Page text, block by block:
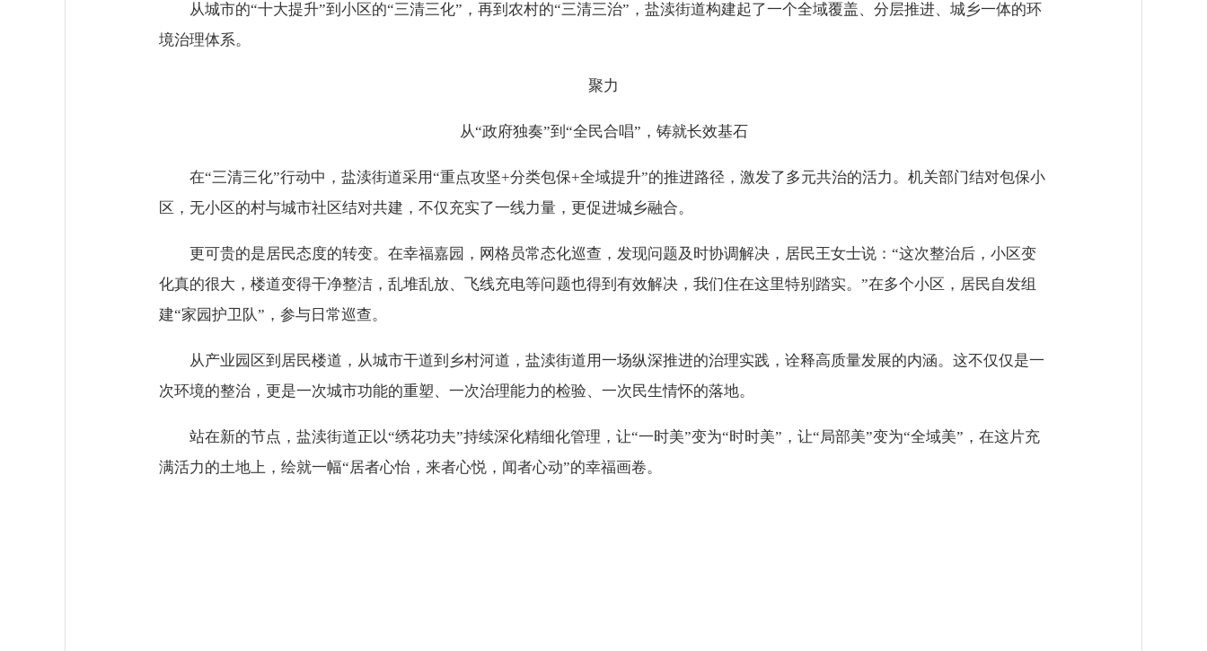
从城市的“十大提升”到小区的“三清三化”，再到农村的“三清三治”，盐渎街道构建起了一个全域覆盖、分层推进、城乡一体的环
境治理体系。
聚力
从“政府独奏”到“全民合唱”，铸就长效基石
在“三清三化”行动中，盐渎街道采用“重点攻坚+分类包保+全域提升”的推进路径，激发了多元共治的活力。机关部门结对包保小
区，无小区的村与城市社区结对共建，不仅充实了一线力量，更促进城乡融合。
更可贵的是居民态度的转变。在幸福嘉园，网格员常态化巡查，发现问题及时协调解决，居民王女士说：“这次整治后，小区变
化真的很大，楼道变得干净整洁，乱堆乱放、飞线充电等问题也得到有效解决，我们住在这里特别踏实。”在多个小区，居民自发组
建“家园护卫队”，参与日常巡查。
从产业园区到居民楼道，从城市干道到乡村河道，盐渎街道用一场纵深推进的治理实践，诠释高质量发展的内涵。这不仅仅是一
次环境的整治，更是一次城市功能的重塑、一次治理能力的检验、一次民生情怀的落地。
站在新的节点，盐渎街道正以“绣花功夫”持续深化精细化管理，让“一时美”变为“时时美”，让“局部美”变为“全域美”，在这片充
满活力的土地上，绘就一幅“居者心怡，来者心悦，闻者心动”的幸福画卷。